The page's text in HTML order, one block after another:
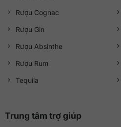
Rượu Cognac
Rượu Gin
Rượu Absinthe
Rượu Rum
Tequila
Trung tâm trợ giúp